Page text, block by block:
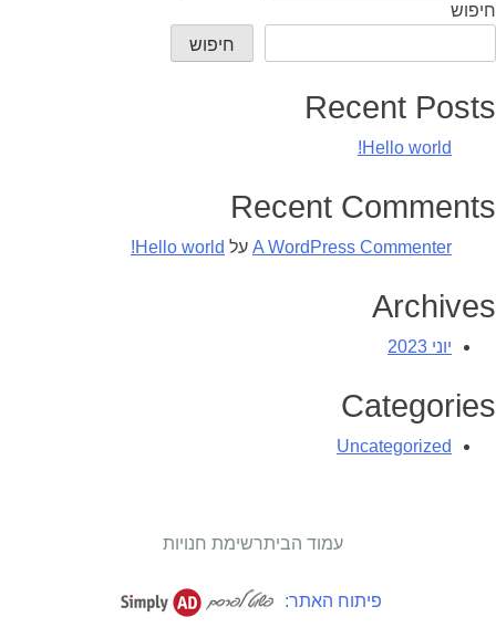
חיפוש
חיפוש
Recent Posts
Hello world!
Recent Comments
A WordPress Commenter על Hello world!
Archives
יוני 2023
Categories
Uncategorized
עמוד הביתרשימת חנויות
פיתוח האתר: